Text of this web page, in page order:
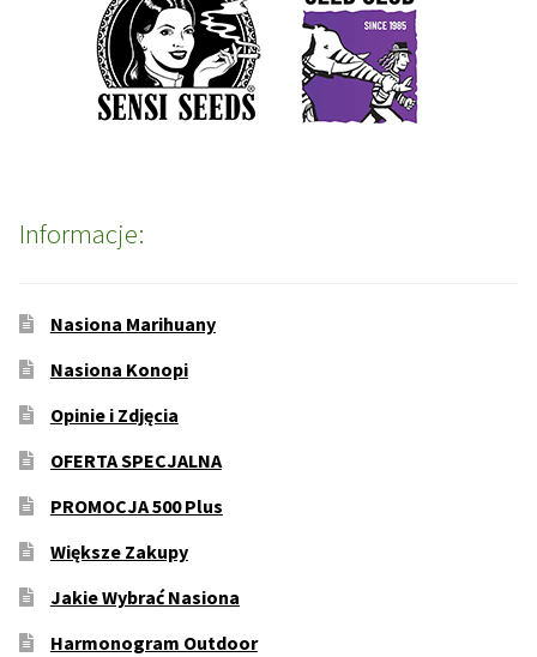
Informacje:
Nasiona Marihuany
Nasiona Konopi
Opinie i Zdjęcia
OFERTA SPECJALNA
PROMOCJA 500 Plus
Większe Zakupy
Jakie Wybrać Nasiona
Harmonogram Outdoor